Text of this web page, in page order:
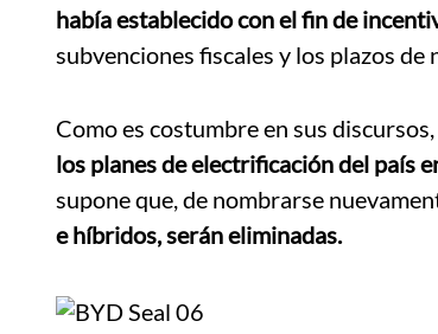
había establecido con el fin de
subvenciones fiscales y los plazos de
Como es costumbre en sus
los planes de electrificación del país
supone que, de nombrarse
e híbridos, serán eliminadas.